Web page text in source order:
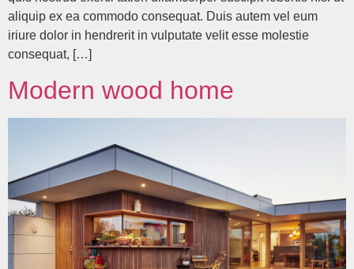
aliquip ex ea commodo consequat. Duis autem vel eum
iriure dolor in hendrerit in vulputate velit esse molestie
consequat, […]
Modern wood home